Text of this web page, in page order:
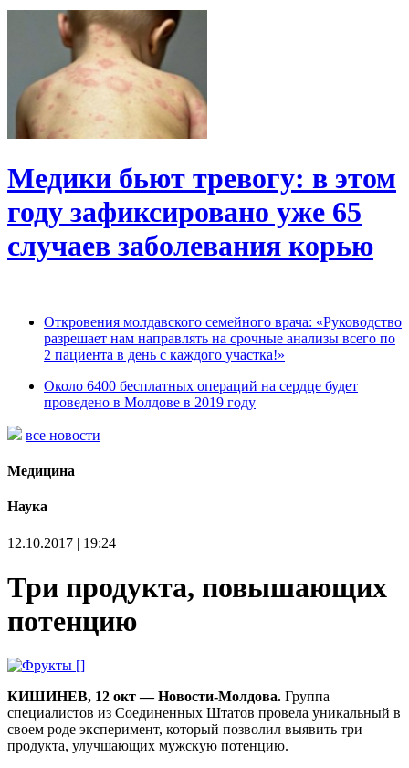
Медики бьют тревогу: в этом
году зафиксировано уже 65
случаев заболевания корью
Откровения молдавского семейного врача: «Руководство
разрешает нам направлять на срочные анализы всего по
2 пациента в день с каждого участка!»
Около 6400 бесплатных операций на сердце будет
проведено в Молдове в 2019 году
все новости
Медицина
Наука
12.10.2017 | 19:24
Три продукта, повышающих
потенцию
КИШИНЕВ, 12 окт — Новости-Молдова. Группа
специалистов из Соединенных Штатов провела уникальный в
своем роде эксперимент, который позволил выявить три
продукта, улучшающих мужскую потенцию.